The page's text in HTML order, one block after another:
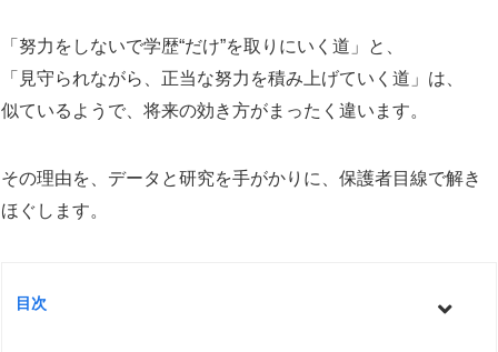
「努力をしないで学歴“だけ”を取りにいく道」と、
「見守られながら、正当な努力を積み上げていく道」は、
似ているようで、将来の効き方がまったく違います。
その理由を、データと研究を手がかりに、保護者目線で解き
ほぐします。
目次